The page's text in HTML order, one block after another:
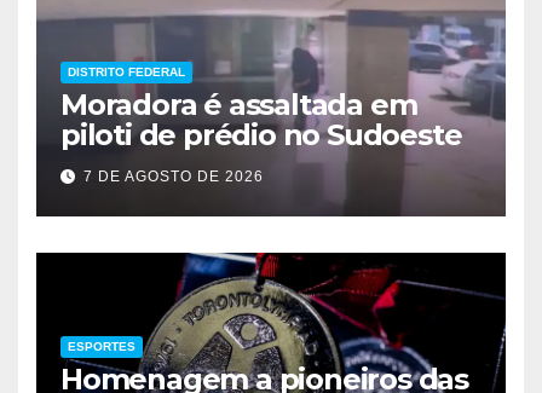
DISTRITO FEDERAL
Moradora é assaltada em
piloti de prédio no Sudoeste
7 DE AGOSTO DE 2026
ESPORTES
Homenagem a pioneiros das